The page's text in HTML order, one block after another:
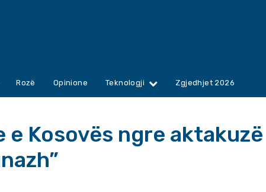
Rozë Opinione Teknologji Zgjedhjet 2026
e Kosovës ngre aktakuzë